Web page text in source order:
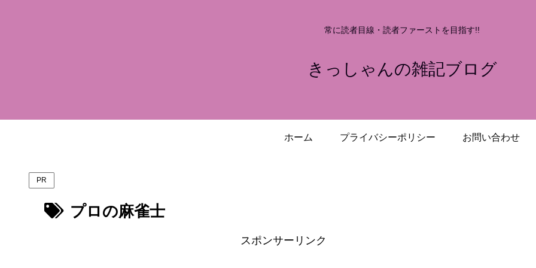
常に読者目線・読者ファーストを目指す!!
きっしゃんの雑記ブログ
ホーム プライバシーポリシー お問い合わせ
PR
プロの麻雀士
スポンサーリンク